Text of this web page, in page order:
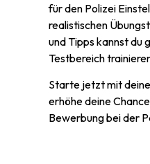
für den Polizei
realistischen
und Tipps kannst du
Testbereich
Starte jetzt mit
erhöhe deine
Bewerbung bei der